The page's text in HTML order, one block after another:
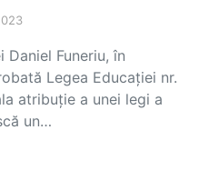
Daniel Funeriu, în
Legea Educației nr.
atribuție a unei legi a
un…